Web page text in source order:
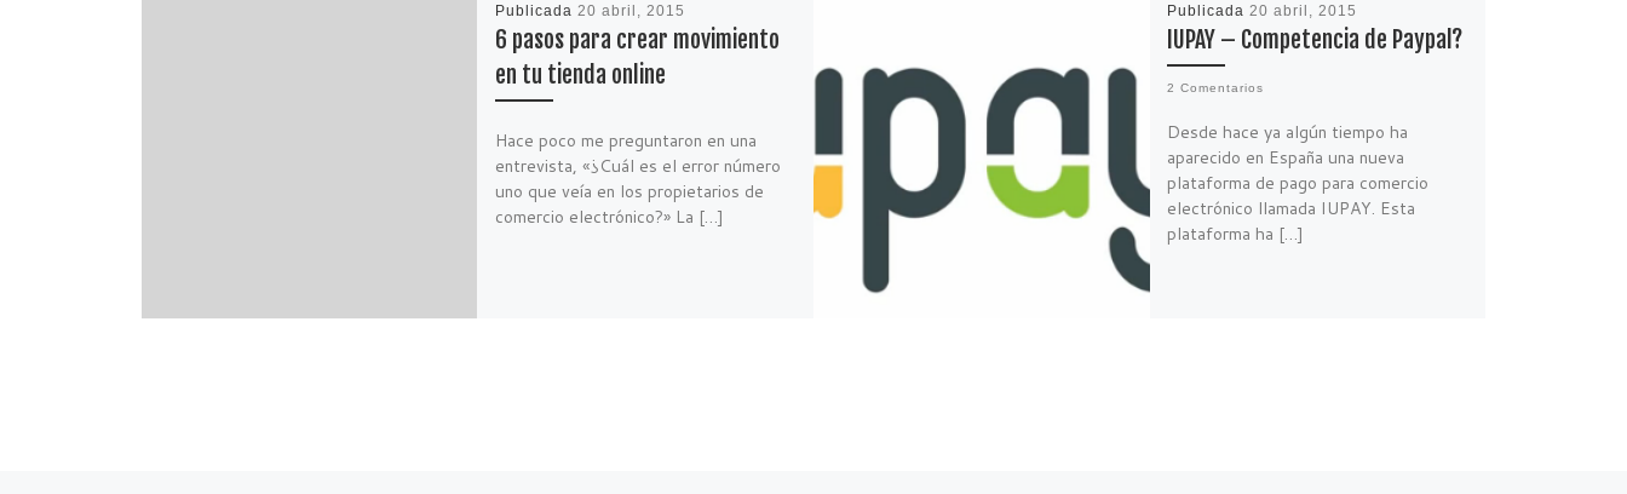
Publicada 20 abril, 2015
6 pasos para crear movimiento
en tu tienda online
Hace poco me preguntaron en una
entrevista, «¿Cuál es el error número
uno que veía en los propietarios de
comercio electrónico?» La […]
Publicada 20 abril, 2015
IUPAY – Competencia de Paypal?
2 Comentarios
Desde hace ya algún tiempo ha
aparecido en España una nueva
plataforma de pago para comercio
electrónico llamada IUPAY. Esta
plataforma ha […]